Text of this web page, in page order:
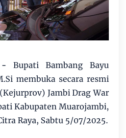
- Bupati Bambang Bayu
membuka secara resmi
Jambi Drag War
Kabupaten Muarojambi,
Raya, Sabtu 5/07/2025.